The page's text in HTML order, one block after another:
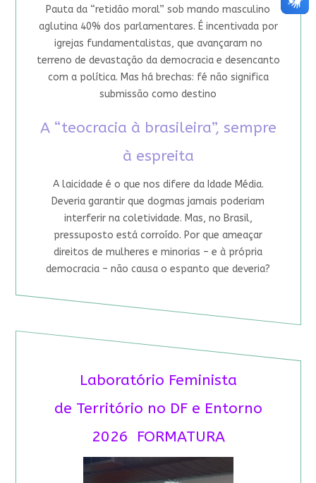
Pauta da “retidão moral” sob mando masculino
aglutina 40% dos parlamentares. É incentivada por
igrejas fundamentalistas, que avançaram no
terreno de devastação da democracia e desencanto
com a política. Mas há brechas: fé não significa
submissão como destino
A “teocracia à brasileira”, sempre
à espreita
A laicidade é o que nos difere da Idade Média.
Deveria garantir que dogmas jamais poderiam
interferir na coletividade. Mas, no Brasil,
pressuposto está corroído. Por que ameaçar
direitos de mulheres e minorias – e à própria
democracia – não causa o espanto que deveria?
Laboratório Feminista
de Território no DF e Entorno
2026 FORMATURA